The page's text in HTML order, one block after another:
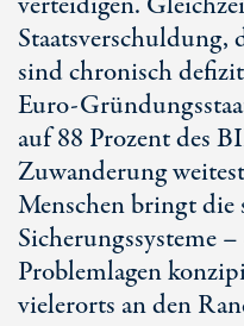
sind chronisch
Euro-
auf88 Prozentdes
Zuwanderung
Menschen bringt die
Sicherungssysteme
Problemlagen
vielerorts an den